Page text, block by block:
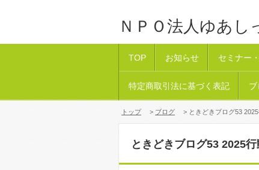
ＮＰＯ法人ゆあし
TOP お知らせ セミナー
特定商取引法に基づく表記
トップ > ブログ > ときどきブログ53 2025
ときどきブログ53 2025